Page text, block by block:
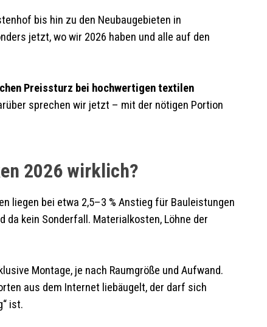
bis hin zu den Neubaugebieten in
jetzt, wo wir 2026 haben und alle auf den
Preissturz bei hochwertigen textilen
sprechen wir jetzt – mit der nötigen Portion
2026 wirklich?
liegen bei etwa 2,5–3 % Anstieg für Bauleistungen
kein Sonderfall. Materialkosten, Löhne der
Montage, je nach Raumgröße und Aufwand.
aus dem Internet liebäugelt, der darf sich
ist.